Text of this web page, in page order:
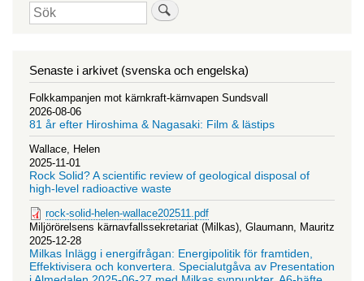
Sök
Senaste i arkivet (svenska och engelska)
Folkkampanjen mot kärnkraft-kärnvapen Sundsvall
2026-08-06
81 år efter Hiroshima & Nagasaki: Film & lästips
Wallace, Helen
2025-11-01
Rock Solid? A scientific review of geological disposal of
high-level radioactive waste
rock-solid-helen-wallace202511.pdf
Miljörörelsens kärnavfallssekretariat (Milkas), Glaumann, Mauritz
2025-12-28
Milkas Inlägg i energifrågan: Energipolitik för framtiden,
Effektivisera och konvertera. Specialutgåva av Presentation